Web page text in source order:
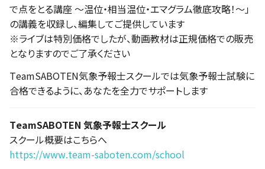
で点をとる講座 ～温位・相当温位・エマグラム徹底攻略！～」
の講義を収録し、編集してご提供しています
※ライブは特別価格でしたが、動画教材は正規価格での販売
となりますのでご了承ください
TeamSABOTEN気象予報士スクールでは気象予報士試験に
合格できるように、あなたを全力でサポートします
TeamSABOTEN 気象予報士スクール
スクール概要はこちらへ
https://www.team-saboten.com/school